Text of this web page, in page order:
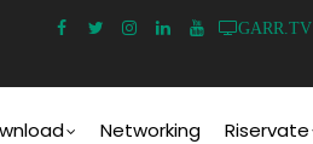
GARR.TV
Networking Riservate